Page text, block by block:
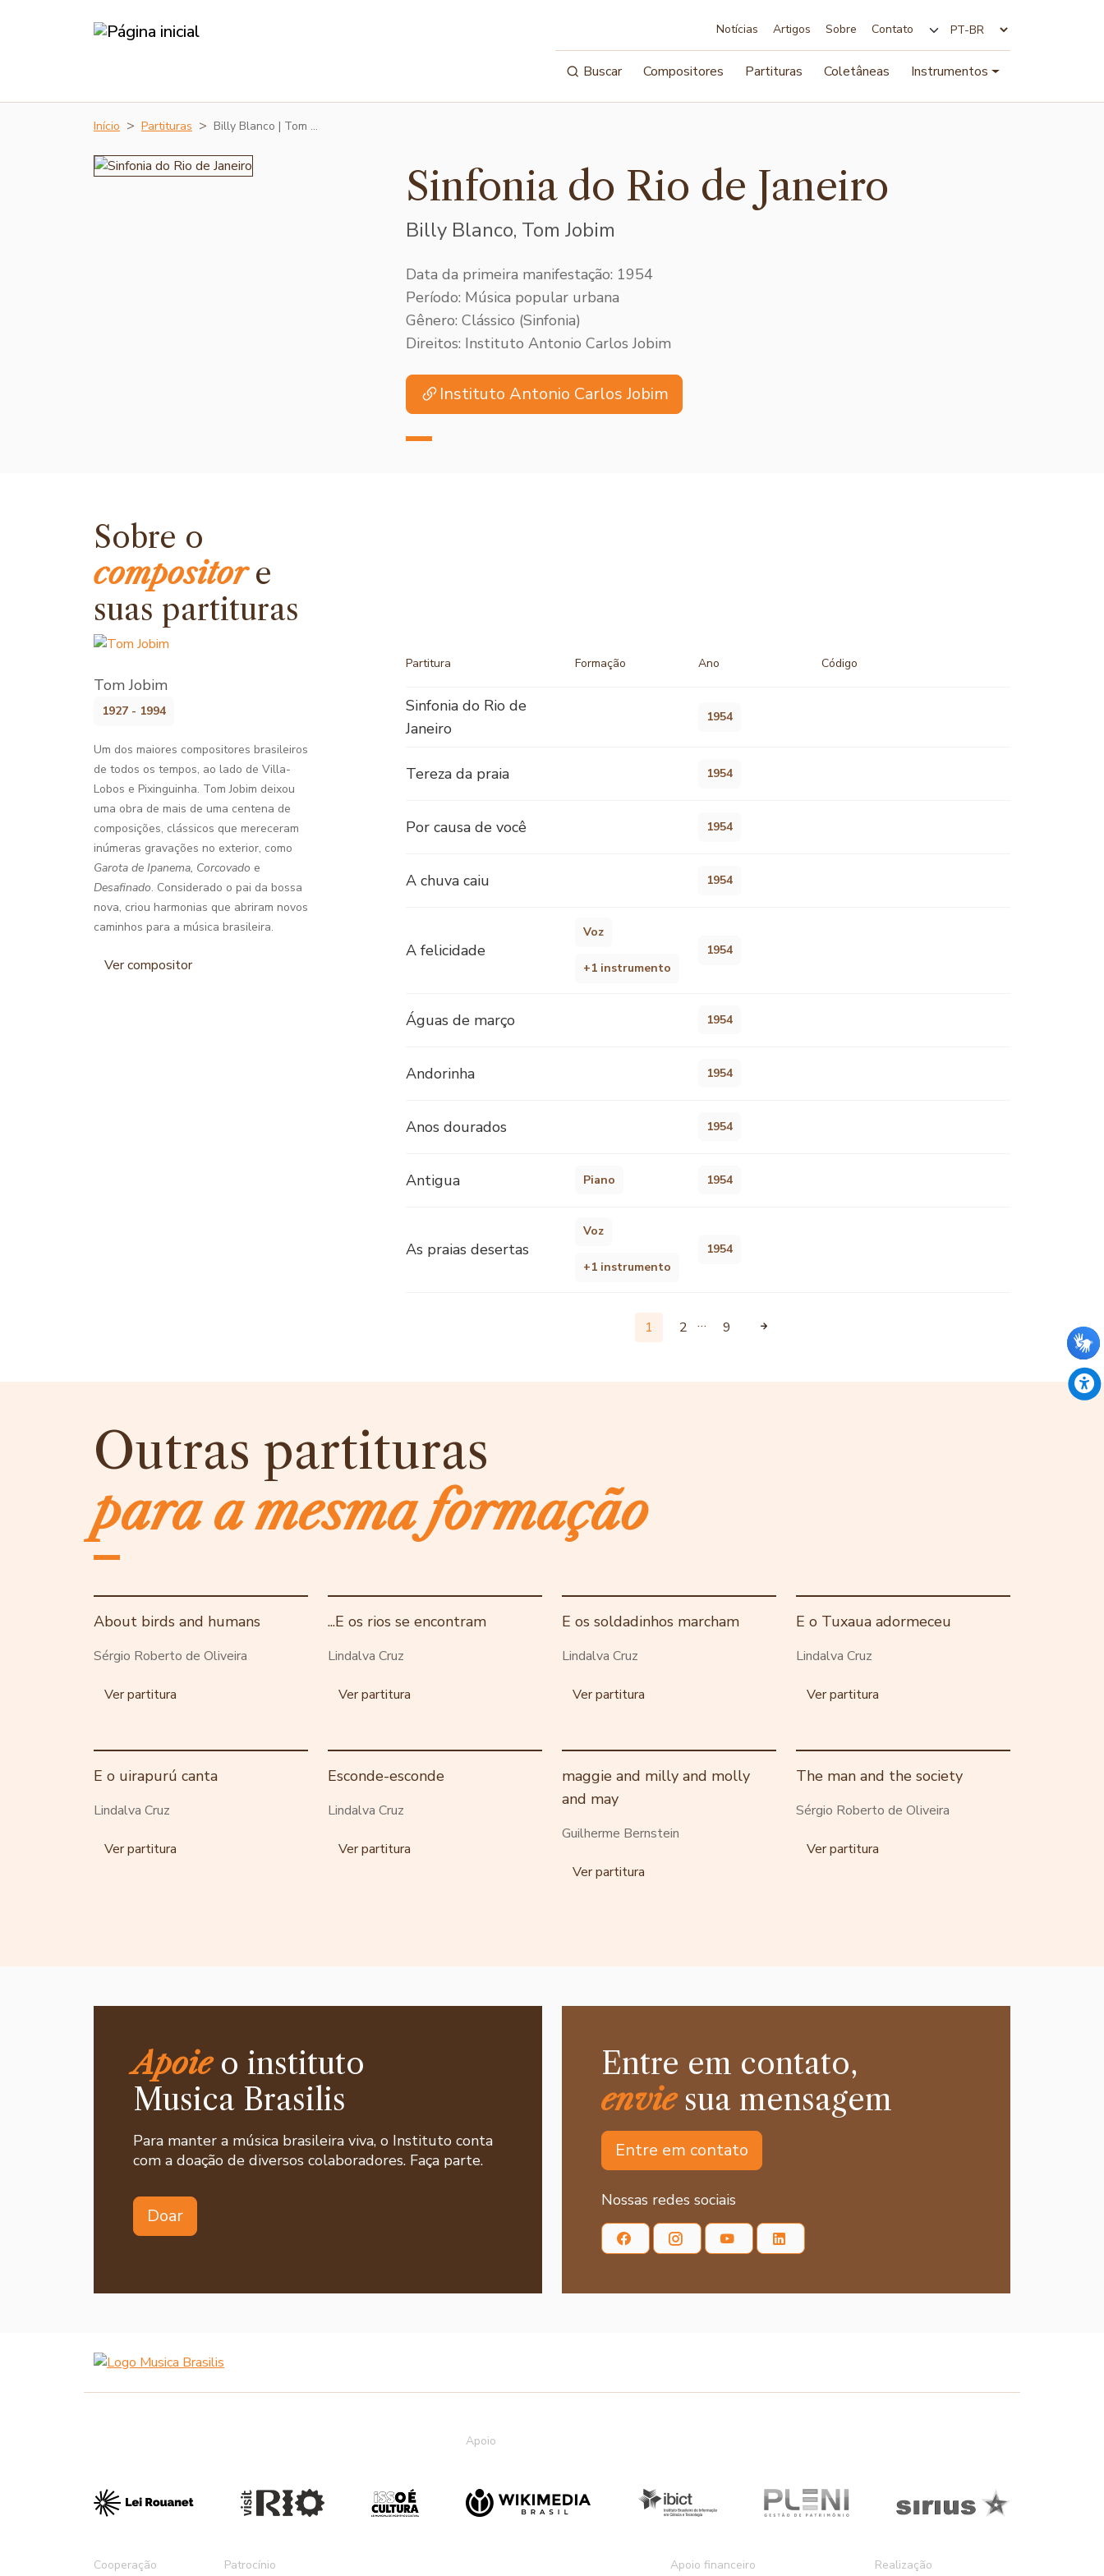
Notícias Artigos Sobre Contato
Buscar Compositores Partituras Coletâneas Instrumentos
Início Partituras Billy Blanco | Tom …
Sinfonia do Rio de Janeiro
Billy Blanco, Tom Jobim
Data da primeira manifestação: 1954
Período: Música popular urbana
Gênero: Clássico (Sinfonia)
Direitos: Instituto Antonio Carlos Jobim
Instituto Antonio Carlos Jobim
Sobre o
compositore
suas partituras
Tom Jobim
1927 - 1994
Um dos maiores compositores brasileiros
de todos os tempos, ao lado de Villa-
Lobos e Pixinguinha. Tom Jobim deixou
uma obra de mais de uma centena de
composições, clássicos que mereceram
inúmeras gravações no exterior, como
Garota de Ipanema, Corcovado e
Desafinado. Considerado o pai da bossa
nova, criou harmonias que abriram novos
caminhos para a música brasileira.
Ver compositor
Partitura Formação Ano Código
Sinfonia do Rio de
Janeiro
1954
Tereza da praia 1954
Por causa de você 1954
A chuva caiu 1954
A felicidade
Voz
+1 instrumento
1954
Águas de março 1954
Andorinha 1954
Anos dourados 1954
Antigua Piano 1954
As praias desertas
Voz
+1 instrumento
1954
1 2 … 9
Outras partituras
para a mesma formação
About birds and humans
Sérgio Roberto de Oliveira
Ver partitura
...E os rios se encontram
Lindalva Cruz
Ver partitura
E os soldadinhos marcham
Lindalva Cruz
Ver partitura
E o Tuxaua adormeceu
Lindalva Cruz
Ver partitura
E o uirapurú canta
Lindalva Cruz
Ver partitura
Esconde-esconde
Lindalva Cruz
Ver partitura
maggie and milly and molly
and may
Guilherme Bernstein
Ver partitura
The man and the society
Sérgio Roberto de Oliveira
Ver partitura
Apoieo instituto
Musica Brasilis
Para manter a música brasileira viva, o Instituto conta
com a doação de diversos colaboradores. Faça parte.
Doar
Entre em contato,
enviesua mensagem
Entre em contato
Nossas redes sociais
Apoio
Cooperação Patrocínio Apoio financeiro Realização